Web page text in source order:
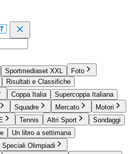
Sportmediaset XXL
Foto
Risultati e Classifiche
Coppa Italia
Supercoppa Italiana
Squadre Mercato
Motori
Tennis Altri Sport
Sondaggi
Un libro a settimana
Speciali Olimpiadi